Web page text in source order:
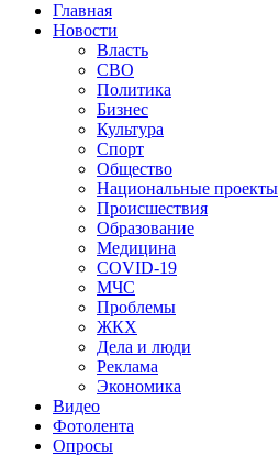
Главная
Новости
Власть
СВО
Политика
Бизнес
Культура
Спорт
Общество
Национальные проекты
Происшествия
Образование
Медицина
COVID-19
МЧС
Проблемы
ЖКХ
Дела и люди
Реклама
Экономика
Видео
Фотолента
Опросы